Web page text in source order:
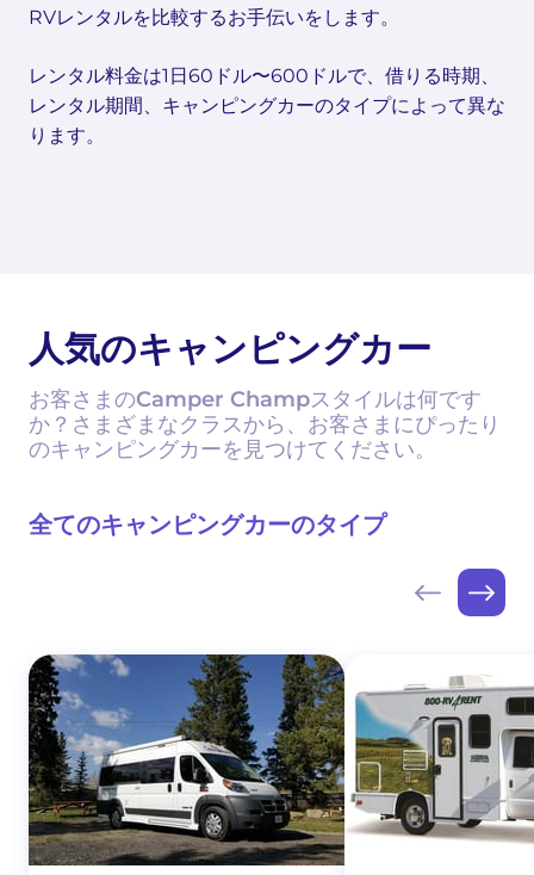
RVレンタルを比較するお手伝いをします。
レンタル料金は1日60ドル〜600ドルで、借りる時期、
レンタル期間、キャンピングカーのタイプによって異な
ります。
人気のキャンピングカー
お客さまのCamper Champスタイルは何です
か？さまざまなクラスから、お客さまにぴったり
のキャンピングカーを見つけてください。
全てのキャンピングカーのタイプ